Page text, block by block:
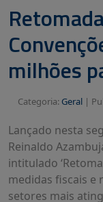
milhões
Categoria: Geral|
Lançado nesta
Reinaldo
intitulado
medidas fiscais
setores mais